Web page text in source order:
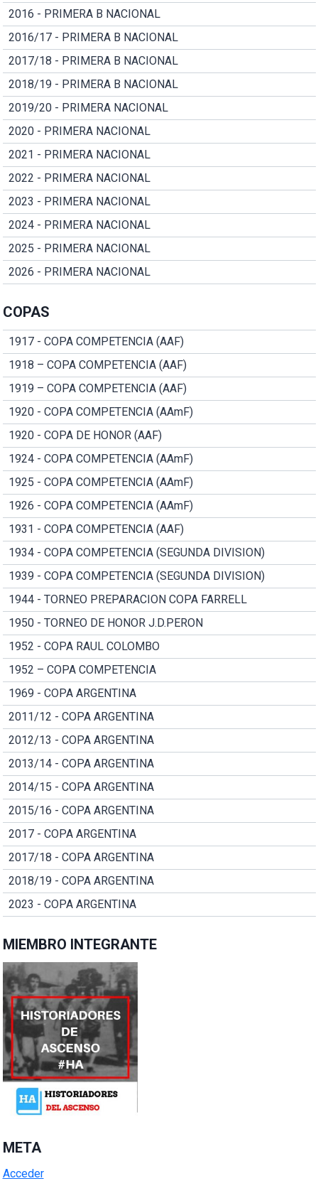
2016 - PRIMERA B NACIONAL
2016/17 - PRIMERA B NACIONAL
2017/18 - PRIMERA B NACIONAL
2018/19 - PRIMERA B NACIONAL
2019/20 - PRIMERA NACIONAL
2020 - PRIMERA NACIONAL
2021 - PRIMERA NACIONAL
2022 - PRIMERA NACIONAL
2023 - PRIMERA NACIONAL
2024 - PRIMERA NACIONAL
2025 - PRIMERA NACIONAL
2026 - PRIMERA NACIONAL
COPAS
1917 - COPA COMPETENCIA (AAF)
1918 – COPA COMPETENCIA (AAF)
1919 – COPA COMPETENCIA (AAF)
1920 - COPA COMPETENCIA (AAmF)
1920 - COPA DE HONOR (AAF)
1924 - COPA COMPETENCIA (AAmF)
1925 - COPA COMPETENCIA (AAmF)
1926 - COPA COMPETENCIA (AAmF)
1931 - COPA COMPETENCIA (AAF)
1934 - COPA COMPETENCIA (SEGUNDA DIVISION)
1939 - COPA COMPETENCIA (SEGUNDA DIVISION)
1944 - TORNEO PREPARACION COPA FARRELL
1950 - TORNEO DE HONOR J.D.PERON
1952 - COPA RAUL COLOMBO
1952 – COPA COMPETENCIA
1969 - COPA ARGENTINA
2011/12 - COPA ARGENTINA
2012/13 - COPA ARGENTINA
2013/14 - COPA ARGENTINA
2014/15 - COPA ARGENTINA
2015/16 - COPA ARGENTINA
2017 - COPA ARGENTINA
2017/18 - COPA ARGENTINA
2018/19 - COPA ARGENTINA
2023 - COPA ARGENTINA
MIEMBRO INTEGRANTE
META
Acceder